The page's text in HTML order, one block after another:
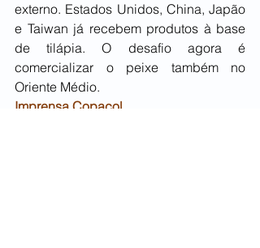
externo. Estados Unidos, China, Japão
e Taiwan já recebem produtos à base
de tilápia. O desafio agora é
comercializar o peixe também no
Oriente Médio.
Imprensa Copacol